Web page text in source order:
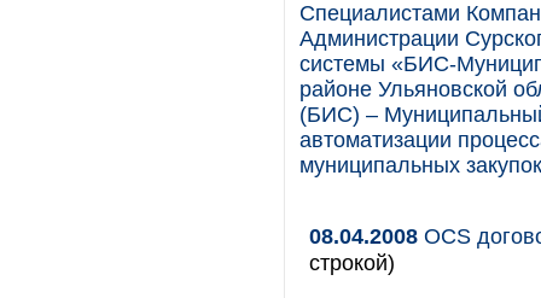
Специалистами
Администрации
системы «БИС-
районе Ульяновской
(БИС) –
автоматизации
муниципальных
08.04.2008 OCS
строкой)